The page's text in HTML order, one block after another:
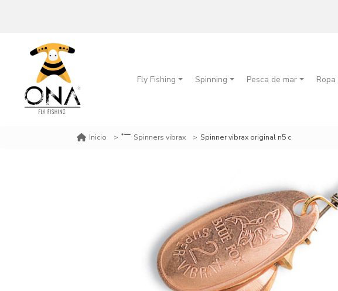
Fly Fishing Spinning Pesca de mar
Inicio Spinners vibrax Spinner vibrax original n5 c